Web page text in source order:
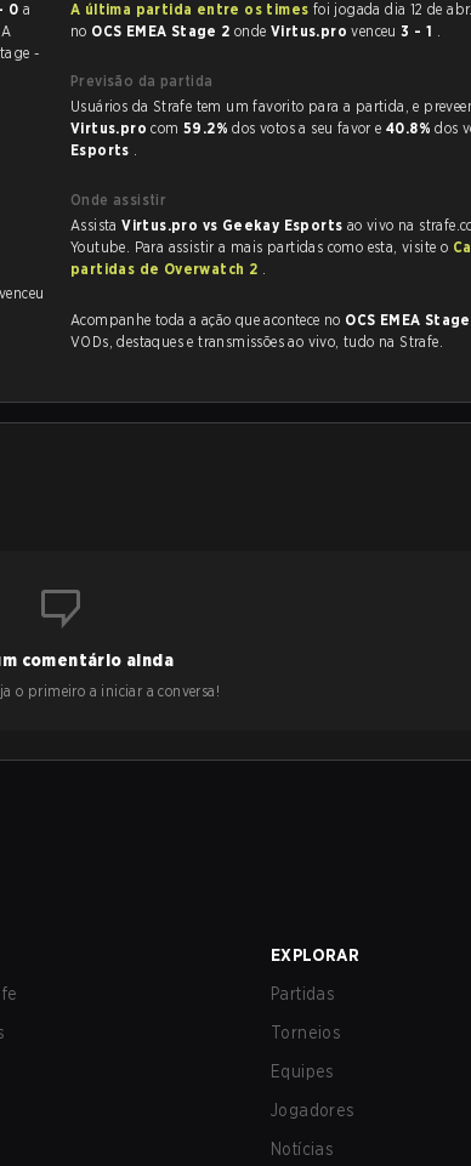
0
-
A última partida entre os times
no OCS EMEA Stage 2 onde Virtus.provenceu3 - 1 .
Previsão da partida
Usuários da Strafe tem um
Virtus.procom 59.2%dos votos a seu favor e 40.8%dos
Esports .
Onde assistir
AssistaVirtus.pro vs Geekay Esports ao vivo na
Youtube. Para assistir a mais partidas como esta, visite o
partidas de Overwatch 2 .
Acompanhe toda a ação que acontece no OCS EMEA
VODs, destaques e transmissões ao vivo, tudo na Strafe.
comentário ainda
o primeiro a iniciar a conversa!
EXPLORAR
Partidas
Torneios
Equipes
Jogadores
Notícias